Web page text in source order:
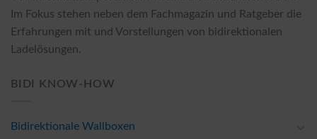
Im Fokus stehen neben dem Fachmagazin und Ratgeber die
Erfahrungen mit und Vorstellungen von bidirektionalen
Ladelösungen.
BIDI KNOW-HOW
Bidirektionale Wallboxen